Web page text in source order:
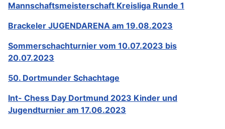
Mannschaftsmeisterschaft Kreisliga Runde 1
Brackeler JUGENDARENA am 19.08.2023
Sommerschachturnier vom 10.07.2023 bis
20.07.2023
50. Dortmunder Schachtage
Int- Chess Day Dortmund 2023 Kinder und
Jugendturnier am 17.06.2023